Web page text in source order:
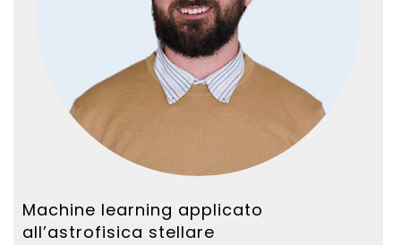
Machine learning applicato
all’astrofisica stellare